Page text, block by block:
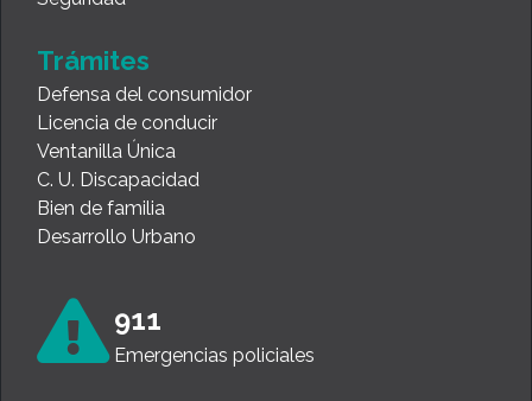
Trámites
Defensa del consumidor
Licencia de conducir
Ventanilla Única
C. U. Discapacidad
Bien de familia
Desarrollo Urbano
911
Emergencias policiales